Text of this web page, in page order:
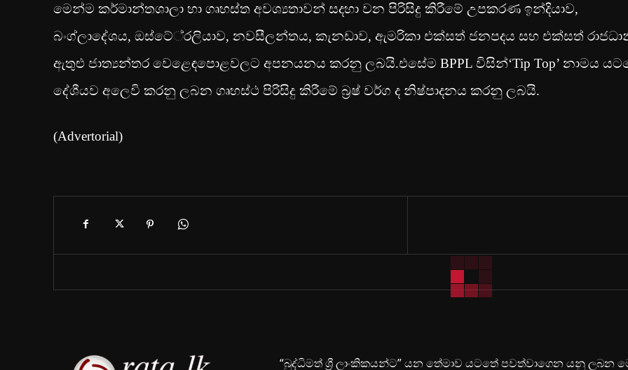
මෙන්ම කර්මාන්තශාලා හා ගෘහස්ත අවශ්‍යතාවන් සදහා වන පිරිසිදු කිරීමේ උපකරණ ඉන්දියාව,
බංග්ලාදේශය, ඔස්ටේ‍්‍රලියාව, නවසීලන්තය, කැනඩාව, ඇමරිකා එක්සත් ජනපදය සහ එක්සත්
ඇතුළු ජාත්‍යන්තර වෙළෙඳපොළවලට අපනයනය කරනු ලබයි.එසේම BPPL විසින්‘Tip Top’ නාමය
දේශීයව අලෙවි කරනු ලබන ගෘහස්ථ පිරිසිදු කිරීමේ බ‍්‍රෂ් වර්ග ද නිෂ්පාදනය කරනු ලබයි.
(Advertorial)
“බුද්ධිමත් ශ්‍රී ලාංකිකයන්ට” යන තේමාව යටතේ පවත්වාගෙන යනු ලබන